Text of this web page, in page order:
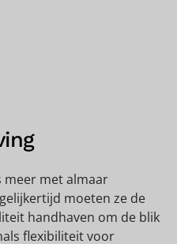
meer met almaar
moeten ze de
handhaven om de blik
flexibiliteit voor